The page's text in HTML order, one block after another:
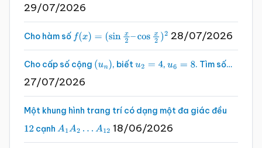
29/07/2026
Cho hàm số f(x)=(sinx2 –cosx2 )2 28/07/2026
Cho cấp số cộng (un), biếtu2 =4 , u6 =8 . Tìm số…
27/07/2026
Một khung hình trang trí có dạng một đa giác đều
12 cạnh A1A2…A 12 18/06/2026